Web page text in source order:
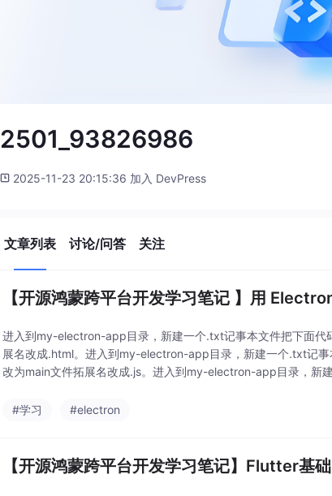
2501_93826986
2025-11-23 20:15:36 加入 DevPress
文章列表 讨论/问答 关注
【开源鸿蒙跨平台开发学习笔记 】用
进入到my-electron-app目录，新建一个.txt记事本文件把下面
展名改成.html。进入到my-electron-app目录，新建一个.txt记
改为main文件拓展名改成.js。进入到my-electron-app目录，新
#学习 #electron
【开源鸿蒙跨平台开发学习笔记】Flutter基